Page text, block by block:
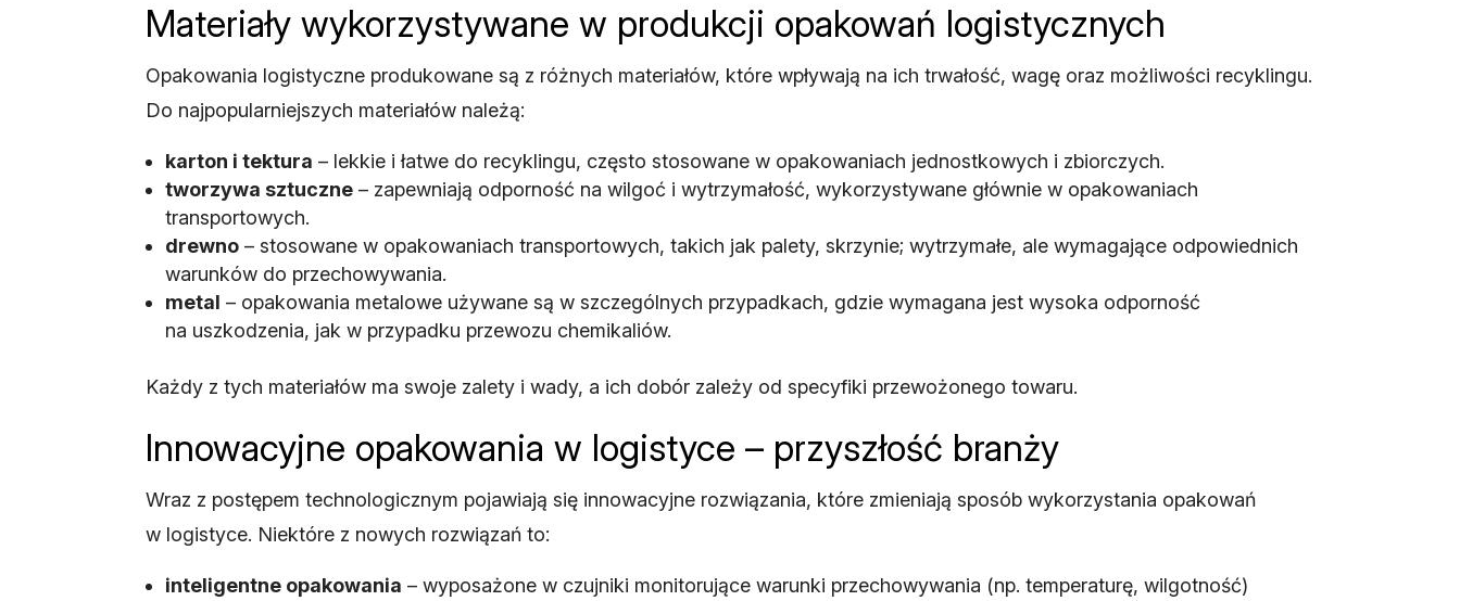
Materiały wykorzystywane w produkcji opakowań logistycznych
Opakowania logistyczne produkowane są z różnych materiałów, które wpływają na ich trwałość, wagę oraz możliwości recyklingu.
Do najpopularniejszych materiałów należą:
karton i tektura – lekkie i łatwe do recyklingu, często stosowane w opakowaniach jednostkowych i zbiorczych.
tworzywa sztuczne – zapewniają odporność na wilgoć i wytrzymałość, wykorzystywane głównie w opakowaniach
transportowych.
drewno – stosowane w opakowaniach transportowych, takich jak palety, skrzynie; wytrzymałe, ale wymagające odpowiednich
warunków do przechowywania.
metal – opakowania metalowe używane są w szczególnych przypadkach, gdzie wymagana jest wysoka odporność
na uszkodzenia, jak w przypadku przewozu chemikaliów.
Każdy z tych materiałów ma swoje zalety i wady, a ich dobór zależy od specyfiki przewożonego towaru.
Innowacyjne opakowania w logistyce – przyszłość branży
Wraz z postępem technologicznym pojawiają się innowacyjne rozwiązania, które zmieniają sposób wykorzystania opakowań
w logistyce. Niektóre z nowych rozwiązań to:
inteligentne opakowania – wyposażone w czujniki monitorujące warunki przechowywania (np. temperaturę, wilgotność)